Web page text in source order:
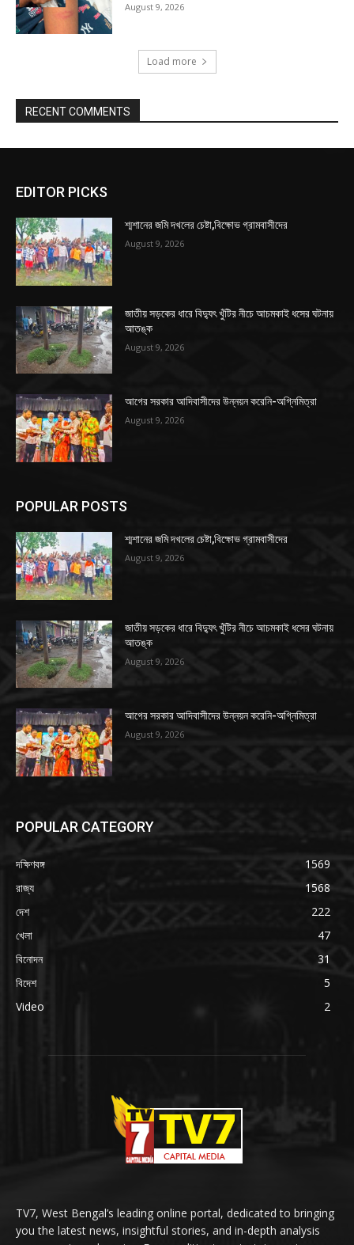
August 9, 2026
Load more
RECENT COMMENTS
EDITOR PICKS
শ্মশানের জমি দখলের চেষ্টা,বিক্ষোভ গ্রামবাসীদের
August 9, 2026
জাতীয় সড়কের ধারে বিদ্যুৎ খুঁটির নীচে আচমকাই ধসের ঘটনায়
আতঙ্ক
August 9, 2026
আগের সরকার আদিবাসীদের উন্নয়ন করেনি-অগ্নিমিত্রা
August 9, 2026
POPULAR POSTS
শ্মশানের জমি দখলের চেষ্টা,বিক্ষোভ গ্রামবাসীদের
August 9, 2026
জাতীয় সড়কের ধারে বিদ্যুৎ খুঁটির নীচে আচমকাই ধসের ঘটনায়
আতঙ্ক
August 9, 2026
আগের সরকার আদিবাসীদের উন্নয়ন করেনি-অগ্নিমিত্রা
August 9, 2026
POPULAR CATEGORY
দক্ষিণবঙ্গ
1569
রাজ্য
1568
দেশ
222
খেলা
47
বিনোদন
31
বিদেশ
5
Video
2
TV7, West Bengal’s leading online portal, dedicated to bringing
you the latest news, insightful stories, and in-depth analysis